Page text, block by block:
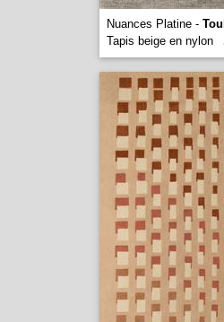
Nuances Platine -
Tapis beige en nylon